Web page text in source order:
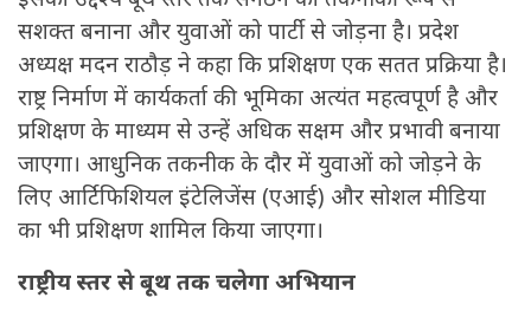
सशक्त बनाना और युवाओं को पार्टी से जोड़ना है। प्रदेश
अध्यक्ष मदन राठौड़ ने कहा कि प्रशिक्षण एक सतत प्रक्रिया है।
राष्ट्र निर्माण में कार्यकर्ता की भूमिका अत्यंत महत्वपूर्ण है और
प्रशिक्षण के माध्यम से उन्हें अधिक सक्षम और प्रभावी बनाया
जाएगा। आधुनिक तकनीक के दौर में युवाओं को जोड़ने के
लिए आर्टिफिशियल इंटेलिजेंस (एआई) और सोशल मीडिया
का भी प्रशिक्षण शामिल किया जाएगा।
राष्ट्रीय स्तर से बूथ तक चलेगा अभियान